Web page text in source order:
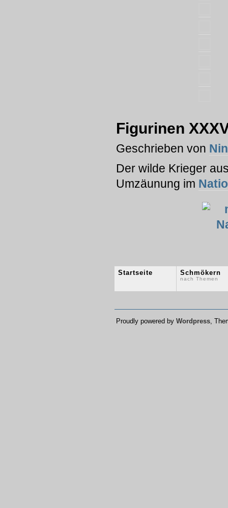
Figurinen
Geschrieben von
Der wilde Krieger
Umzäunung im
Startseite Schmökern
nach Themen
Proudly powered by Wordpress,